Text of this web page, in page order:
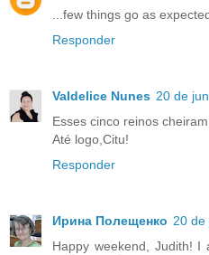
...few things go as
Responder
Valdelice Nunes 20 de
Esses cinco reinos
Até logo,Citu!
Responder
Ирина Полещенко 20 de
Happy weekend, Judith!